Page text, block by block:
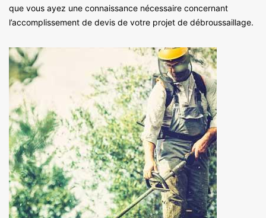
que vous ayez une connaissance nécessaire concernant
l’accomplissement de devis de votre projet de débroussaillage.